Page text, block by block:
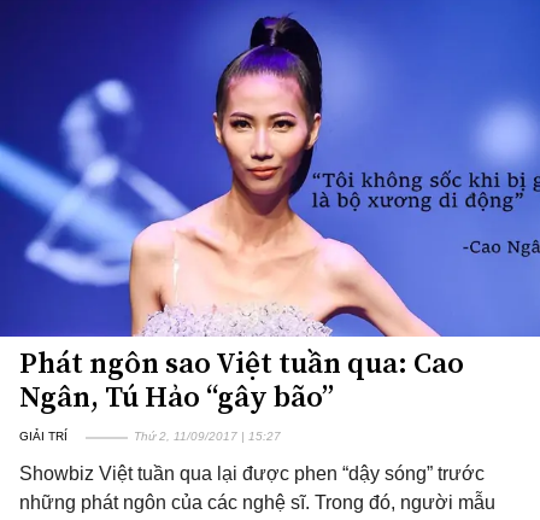
Phát ngôn sao Việt tuần qua: Cao
Ngân, Tú Hảo “gây bão”
GIẢI TRÍ Thứ 2, 11/09/2017 | 15:27
Showbiz Việt tuần qua lại được phen “dậy sóng” trước
những phát ngôn của các nghệ sĩ. Trong đó, người mẫu